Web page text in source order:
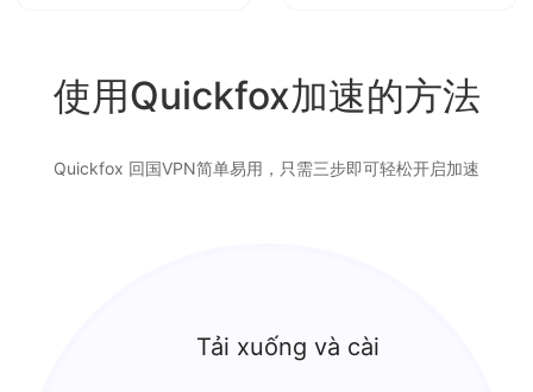
使用Quickfox加速的方法
Quickfox 回国VPN简单易用，只需三步即可轻松开启加速
Tải xuống và cài